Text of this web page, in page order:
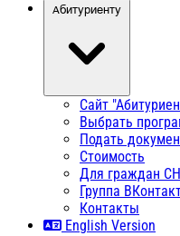
Абитуриенту
Сайт
Выбрать
Подать
Стоимость
Для граждан
Группа
Контакты
English Version